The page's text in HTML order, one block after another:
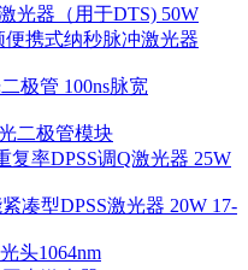
光器（用于DTS) 50W
携式纳秒脉冲激光器
极管 100ns脉宽
二极管模块
复率DPSS调Q激光器 25W
凑型DPSS激光器 20W 17-
头1064nm